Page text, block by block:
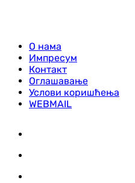
О нама
Импресум
Контакт
Оглашавање
Услови коришћења
WEBMAIL